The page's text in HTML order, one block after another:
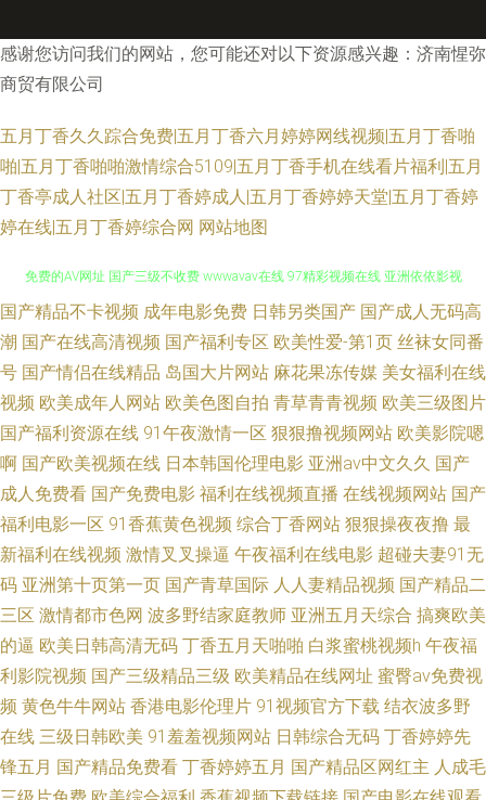
感谢您访问我们的网站，您可能还对以下资源感兴趣：济南惺弥
商贸有限公司
五月丁香久久踪合免费|五月丁香六月婷婷网线视频|五月丁香啪
啪|五月丁香啪啪激情综合5109|五月丁香手机在线看片福利|五月
丁香亭成人社区|五月丁香婷成人|五月丁香婷婷天堂|五月丁香婷
婷在线|五月丁香婷综合网 网站地图
欧美性爱久久 亚洲老湿机福利网站 www日在线97 91看片网站 午夜不伦鲁鲁
免费的AV网址 国产三级不收费 wwwavav在线 97精彩视频在线 亚洲依依影视
综合 日韩一节A片 免费97在线 殴美日韩A片 黄色AV专区 韩国日本一区二区
成人在线论坛 韩国福利片2025 激情人妻系列 福利夫妻影院 97色色日韩无码
91探花你懂得 国产第一无限资源 AV老司机福利导航 91在线观看视频 三级影
片A级片 六月天堂天天 欧美天天肏屄 精品女同性恋一区二区 福利视频在线
导航综合 wwwav爱爱com 97超碰在线观看视屏 91桃色欧美 成人福利社剧场
成人AV网站导航 97视频免费 制服丝袜中文字幕一区 制服诱惑深爱网 亚洲久
国产精品不卡视频 成年电影免费 日韩另类国产 国产成人无码高
潮 国产在线高清视频 国产福利专区 欧美性爱-第1页 丝袜女同番
号 国产情侣在线精品 岛国大片网站 麻花果冻传媒 美女福利在线
视频 欧美成年人网站 欧美色图自拍 青草青青视频 欧美三级图片
国产福利资源在线 91午夜激情一区 狠狠撸视频网站 欧美影院嗯
啊 国产欧美视频在线 日本韩国伦理电影 亚洲av中文久久 国产
成人免费看 国产免费电影 福利在线视频直播 在线视频网站 国产
福利电影一区 91香蕉黄色视频 综合丁香网站 狠狠操夜夜撸 最
新福利在线视频 激情叉叉操逼 午夜福利在线电影 超碰夫妻91无
码 亚洲第十页第一页 国产青草国际 人人妻精品视频 国产精品二
三区 激情都市色网 波多野结家庭教师 亚洲五月天综合 搞爽欧美
的逼 欧美日韩高清无码 丁香五月天啪啪 白浆蜜桃视频h 午夜福
利影院视频 国产三级精品三级 欧美精品在线网址 蜜臀av免费视
频 黄色牛牛网站 香港电影伦理片 91视频官方下载 结衣波多野
在线 三级日韩欧美 91羞羞视频网站 日韩综合无码 丁香婷婷先
锋五月 国产精品免费看 丁香婷婷五月 国产精品区网红主 人成毛